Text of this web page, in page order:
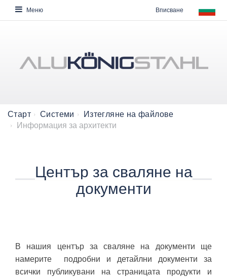
Меню Вписване
Старт Системи Изтегляне на файлове
Информация за архитекти
Център за сваляне на
документи
​​​​​​​​​​​​​​В нашия център за сваляне на документи ще
намерите подробни и детайлни документи за
всички публикувани на страницата продукти и